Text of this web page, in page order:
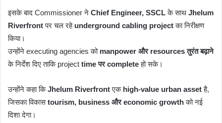
इसके बाद Commissioner ने Chief Engineer, SSCLके साथ Jhelum
Riverfrontपर चल रहे underground cabling projectका निरीक्षण
किया।
उन्होंने executing agencies को manpower और resources तुरंत बढ़ाने
के निर्देश दिए ताकि project time पर completeहो सके।
उन्होंने कहा किJhelum Riverfrontएक high-value urban assetहै,
जिसका विकासtourism, business और economic growthको नई
दिशा देगा।